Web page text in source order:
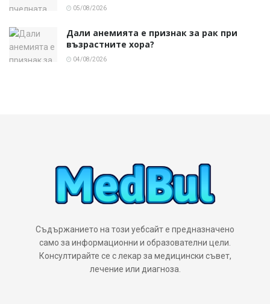
05/08/2026
Дали анемията е признак за рак при
възрастните хора?
04/08/2026
Съдържанието на този уебсайт е предназначено
само за информационни и образователни цели.
Консултирайте се с лекар за медицински съвет,
лечение или диагноза.